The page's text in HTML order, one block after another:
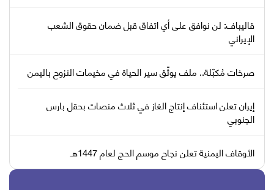
قاليباف: لن نوافق على أي اتفاق قبل ضمان حقوق الشعب
الإيراني
صرخات مُكبّلة.. ملف يوثّق سير الحياة في مخيمات النزوح باليمن
إيران تعلن استئناف إنتاج الغاز في ثلاث منصات بحقل بارس
الجنوبي
الأوقاف اليمنية تعلن نجاح موسم الحج لعام 1447هـ